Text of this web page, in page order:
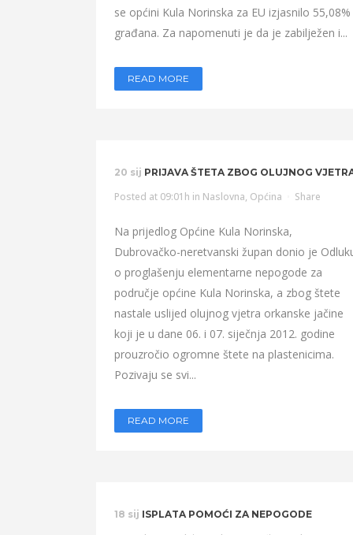
se općini Kula Norinska za EU izjasnilo 55,08%
građana. Za napomenuti je da je zabilježen i...
READ MORE
20 sij PRIJAVA ŠTETA ZBOG OLUJNOG
Posted at 09:01h in Naslovna, Općina Share
Na prijedlog Općine Kula Norinska,
Dubrovačko-neretvanski župan donio je
o proglašenju elementarne nepogode za
područje općine Kula Norinska, a zbog štete
nastale uslijed olujnog vjetra orkanske jačine
koji je u dane 06. i 07. siječnja 2012. godine
prouzročio ogromne štete na plastenicima.
Pozivaju se svi...
READ MORE
18 sij ISPLATA POMOĆI ZA NEPOGODE